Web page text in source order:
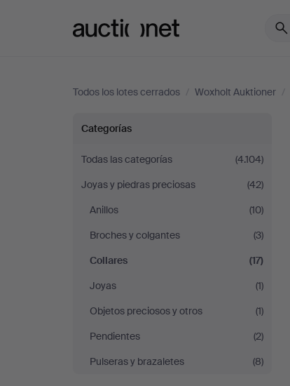
Todos los lotes cerrados / Woxholt Auktioner /
Collares
en
Woxholt
Auktioner
Categorías
Todas las categorías
(4.104)
Joyas y piedras preciosas
(42)
Anillos
(10)
Broches y colgantes
(3)
Collares
(17)
Joyas
(1)
Objetos preciosos y otros
(1)
Pendientes
(2)
Pulseras y brazaletes
(8)